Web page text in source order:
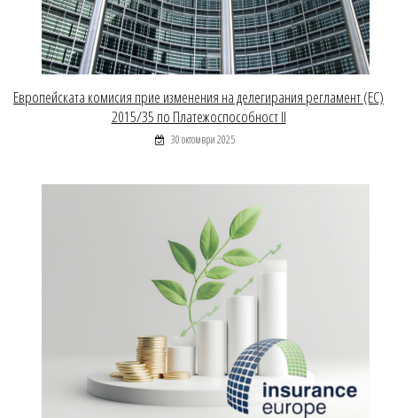
Европейската комисия прие изменения на делегирания регламент (ЕС)
2015/35 по Платежоспособност II
30 октомври 2025